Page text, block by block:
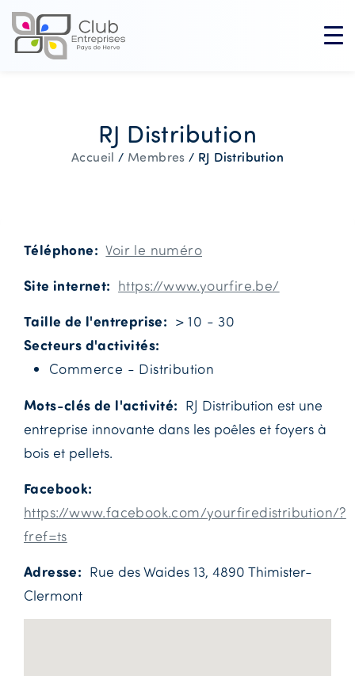
RJ Distribution
Accueil / Membres / RJ Distribution
Téléphone Voir le numéro
Site internet https://www.yourfire.be/
Taille de l'entreprise > 10 - 30
Secteurs d'activités
Commerce - Distribution
Mots-clés de l'activité
RJ Distribution est une
entreprise innovante dans les poêles et foyers à
bois et pellets.
Facebook
https://www.facebook.com/yourfiredistribution/?
fref=ts
Adresse
Rue des Waides 13, 4890 Thimister-
Clermont